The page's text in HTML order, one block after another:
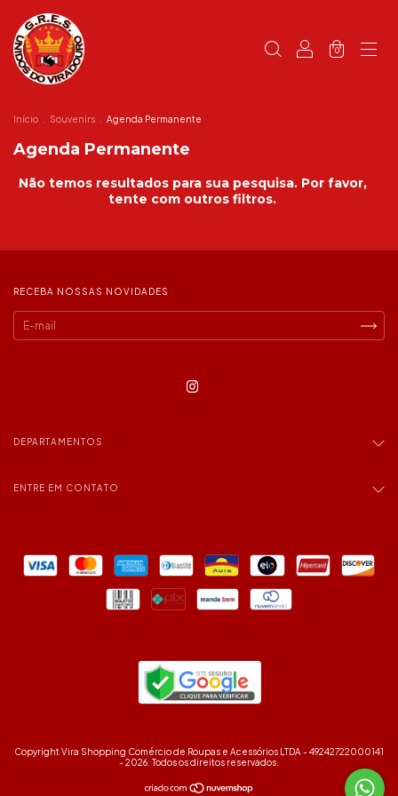
0
Início Souvenirs Agenda Permanente
Agenda Permanente
Não temos resultados para sua pesquisa. Por favor,
tente com outros filtros.
RECEBA NOSSAS NOVIDADES
DEPARTAMENTOS
ENTRE EM CONTATO
Copyright Vira Shopping Comércio de Roupas e Acessórios LTDA - 49242722000141
- 2026. Todos os direitos reservados.